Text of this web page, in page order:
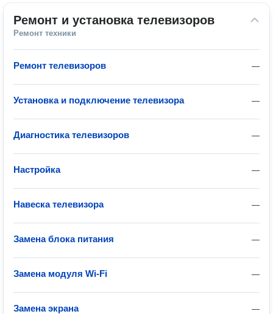
Ремонт и установка телевизоров
Ремонт техники
—
Ремонт телевизоров
—
Установка и подключение телевизора
—
Диагностика телевизоров
—
Настройка
—
Навеска телевизора
—
Замена блока питания
—
Замена модуля Wi-Fi
—
Замена экрана